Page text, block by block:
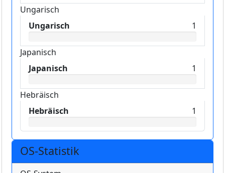
Ungarisch
Ungarisch
1
Japanisch
Japanisch
1
Hebräisch
Hebräisch
1
OS-Statistik